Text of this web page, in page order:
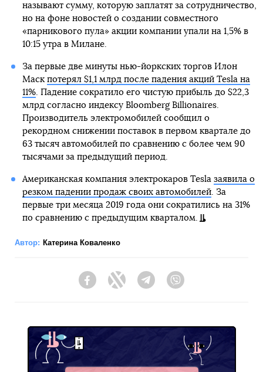
называют сумму, которую заплатят за сотрудничество,
но на фоне новостей о создании совместного
«парникового пула» акции компании упали на 1,5% в
10:15 утра в Милане.
За первые две минуты нью-йоркских торгов Илон
Маск потерял $1,1 млрд после падения акций Tesla на
11%. Падение сократило его чистую прибыль до $22,3
млрд согласно индексу Bloomberg Billionaires.
Производитель электромобилей сообщил о
рекордном снижении поставок в первом квартале до
63 тысяч автомобилей по сравнению с более чем 90
тысячами за предыдущий период.
Американская компания электрокаров Tesla заявила о
резком падении продаж своих автомобилей. За
первые три месяца 2019 года они сократились на 31%
по сравнению с предыдущим кварталом.
Автор: Катерина Коваленко
FacebookTwitter Telegram